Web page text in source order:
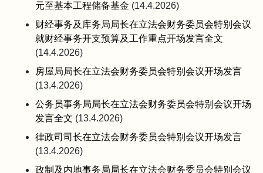
元至基本工程储备基金 (14.4.2026)
财经事务及库务局局长在立法会财务委员会特别会议
就财经事务开支预算及工作重点开场发言全文
(14.4.2026)
房屋局局长在立法会财务委员会特别会议开场发言
(13.4.2026)
公务员事务局局长在立法会财务委员会特别会议开场
发言全文 (13.4.2026)
律政司司长在立法会财务委员会特别会议开场发言
(13.4.2026)
政制及内地事务局局长在立法会财务委员会特别会议